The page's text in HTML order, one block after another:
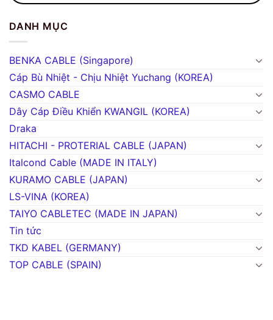
DANH MỤC
BENKA CABLE (Singapore)
Cáp Bù Nhiệt - Chịu Nhiệt Yuchang (KOREA)
CASMO CABLE
Dây Cáp Điều Khiển KWANGIL (KOREA)
Draka
HITACHI - PROTERIAL CABLE (JAPAN)
Italcond Cable (MADE IN ITALY)
KURAMO CABLE (JAPAN)
LS-VINA (KOREA)
TAIYO CABLETEC (MADE IN JAPAN)
Tin tức
TKD KABEL (GERMANY)
TOP CABLE (SPAIN)